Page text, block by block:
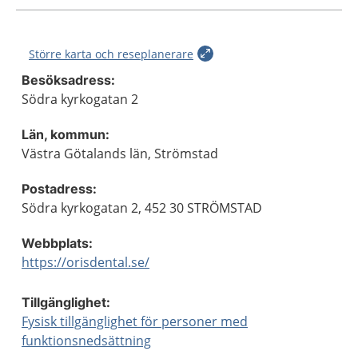
Större karta och reseplanerare
Besöksadress:
Södra kyrkogatan 2
Län, kommun:
Västra Götalands län, Strömstad
Postadress:
Södra kyrkogatan 2, 452 30 STRÖMSTAD
Webbplats:
https://orisdental.se/
Tillgänglighet:
Fysisk tillgänglighet för personer med
funktionsnedsättning